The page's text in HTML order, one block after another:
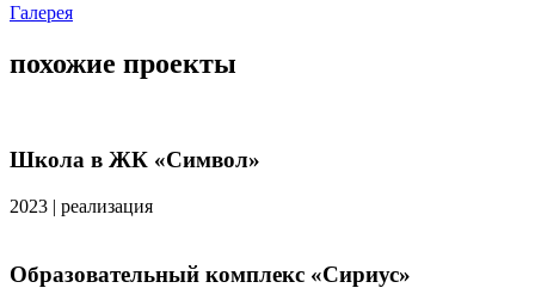
Галерея
похожие проекты
Школа в ЖК «Символ»
2023 | реализация
Образовательный комплекс «Сириус»